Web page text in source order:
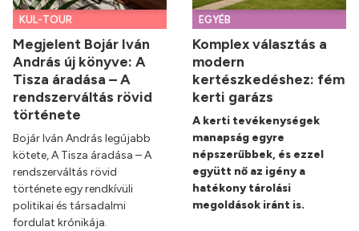
KUL-TOUR
Megjelent Bojár Iván
András új könyve: A
Tisza áradása – A
rendszerváltás rövid
története
Bojár Iván András legújabb
kötete, A Tisza áradása – A
rendszerváltás rövid
története egy rendkívüli
politikai és társadalmi
fordulat krónikája.
EGYÉB
Komplex választás a
modern
kertészkedéshez: fém
kerti garázs
A kerti tevékenységek
manapság egyre
népszerűbbek, és ezzel
együtt nő az igény a
hatékony tárolási
megoldások iránt is.